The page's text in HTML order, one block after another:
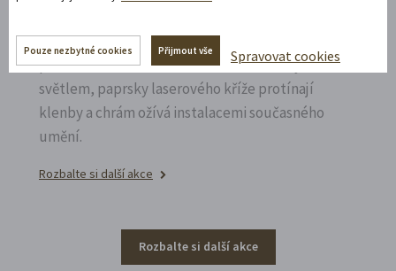
Noční prohlídka piaristického chrámu
Poznejte vrcholně barokní architekturu v
působivém večerním hávu. Obětní stůl dýchá
světlem, paprsky laserového kříže protínají
klenby a chrám ožívá instalacemi současného
umění.
Rozbalte si další akce
Rozbalte si další akce
Pouze nezbytné cookies Přijmout vše Spravovat cookies